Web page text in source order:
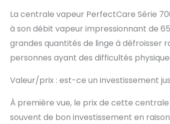
La centrale vapeur PerfectCare Série
à son débit vapeur impressionnant de
grandes quantités de linge à défroisser
personnes ayant des difficultés
Valeur/prix : est-ce un investissement
À première vue, le prix de cette
souvent de bon investissement en